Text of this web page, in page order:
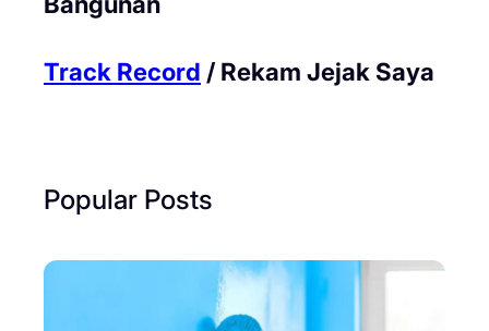
Track Record / Rekam Jejak Saya
Popular Posts